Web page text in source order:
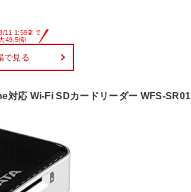
で見る
対応 Wi-Fi SDカードリーダー WFS-SR01